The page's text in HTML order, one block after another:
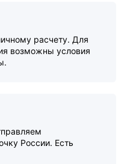
расчету. Для
возможны условия
России. Есть